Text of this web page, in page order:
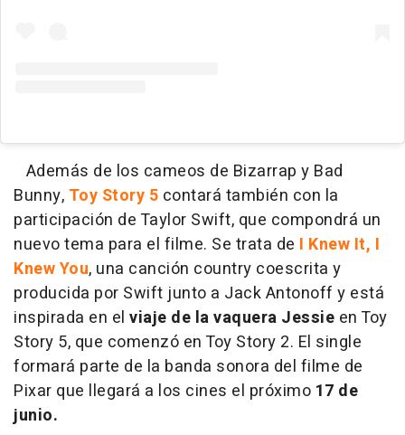
Además de los cameos de Bizarrap y Bad
Bunny, Toy Story 5 contará también con la
participación de Taylor Swift, que compondrá un
nuevo tema para el filme. Se trata de I Knew It, I
Knew You, una canción country coescrita y
producida por Swift junto a Jack Antonoff y está
inspirada en el viaje de la vaquera Jessie en Toy
Story 5, que comenzó en Toy Story 2. El single
formará parte de la banda sonora del filme de
Pixar que llegará a los cines el próximo 17 de
junio.